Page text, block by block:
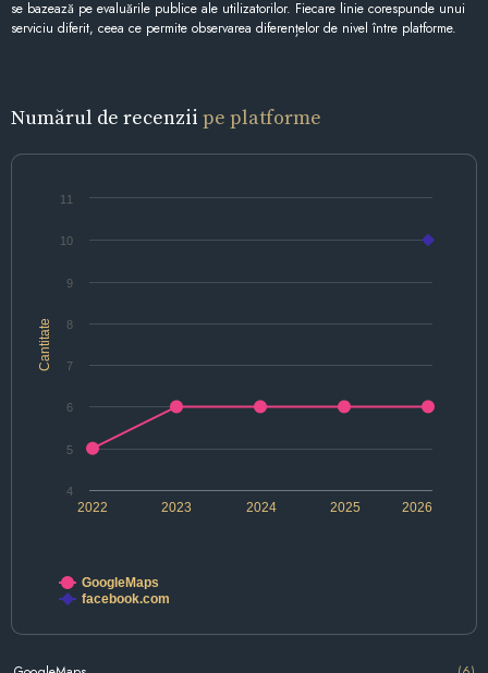
se bazează pe evaluările publice ale utilizatorilor. Fiecare linie corespunde unui
serviciu diferit, ceea ce permite observarea diferențelor de nivel între platforme.
Numărul de recenzii pe platforme
Cantitate
2022 2024 2026
2023 2025
4
5
6
7
8
9
10
11
GoogleMaps
facebook.com